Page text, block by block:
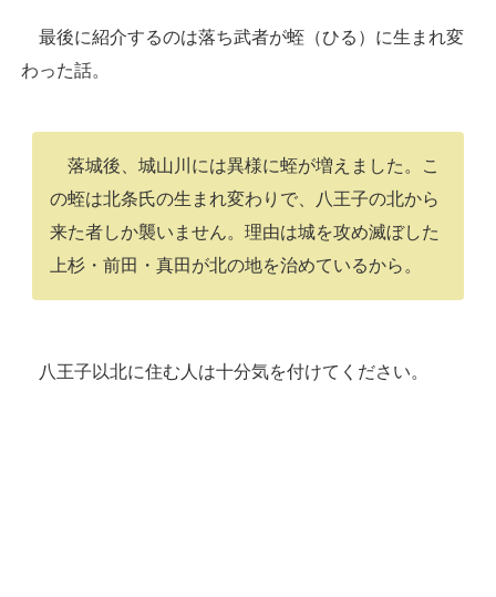
最後に紹介するのは落ち武者が蛭（ひる）に生まれ変
わった話。
落城後、城山川には異様に蛭が増えました。こ
の蛭は北条氏の生まれ変わりで、八王子の北から
来た者しか襲いません。理由は城を攻め滅ぼした
上杉・前田・真田が北の地を治めているから。
八王子以北に住む人は十分気を付けてください。